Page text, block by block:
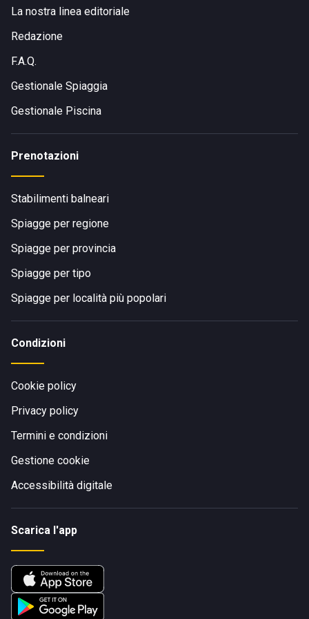
COME RAGGIUNGERE BALNEARE ANTONIO
Il lido Balneare Antonio è situato in
Concessione N°30, a Porto Recanati, in provincia di
Il centro della città di Porto Recanati è facilmente
raggiungibile a piedi dal lido Balneare Antonio in pochi
minuti.
La nostra linea editoriale
Redazione
F.A.Q.
Gestionale Spiaggia
Gestionale Piscina
Prenotazioni
Stabilimenti balneari
Spiagge per regione
Spiagge per provincia
Spiagge per tipo
Spiagge per località più popolari
Condizioni
Cookie policy
Privacy policy
Termini e condizioni
Gestione cookie
Accessibilità digitale
Scarica l'app